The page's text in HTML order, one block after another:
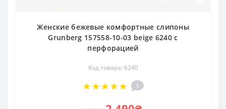
Женские бежевые комфортные слипоны
Grunberg 157558-10-03 beige 6240 с
перфорацией
Код товара: 6240
1